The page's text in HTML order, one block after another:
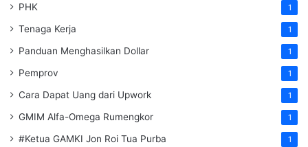
PHK 1
Tenaga Kerja 1
Panduan Menghasilkan Dollar 1
Pemprov 1
Cara Dapat Uang dari Upwork 1
GMIM Alfa-Omega Rumengkor 1
#Ketua GAMKI Jon Roi Tua Purba 1